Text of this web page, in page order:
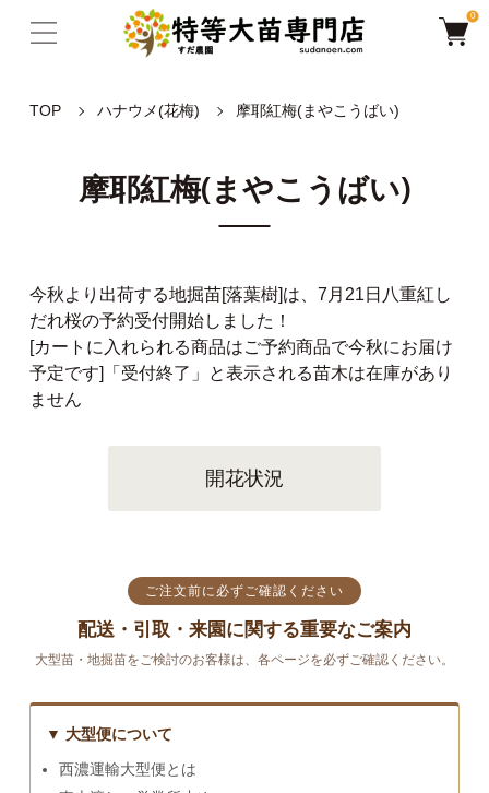
0
TOP ハナウメ(花梅) 摩耶紅梅(まやこうばい)
摩耶紅梅(まやこうばい)
今秋より出荷する地掘苗[落葉樹]は、7月21日八重紅し
だれ桜の予約受付開始しました！
[カートに入れられる商品はご予約商品で今秋にお届け
予定です]「受付終了」と表示される苗木は在庫があり
ません
開花状況
ご注文前に必ずご確認ください
配送・引取・来園に関する重要なご案内
大型苗・地掘苗をご検討のお客様は、各ページを必ずご確認ください。
▼ 大型便について
西濃運輸大型便とは